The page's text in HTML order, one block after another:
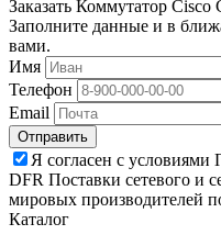
Заказать Коммутатор
Заполните данные и в
вами.
Имя
Телефон
Email
Отправить
Я согласен с
DFR Поставки сетевого и
мировых производителей
Каталог